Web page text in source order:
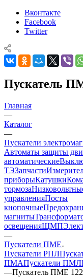
Вконтакте
Facebook
Twitter
Пускатель
Главная
—
Каталог
—
Пускатели
Автоматы защиты
автоматические
ТЭЗапчасти
приборыКатушки
тормоза
управленияПосты
кнопочные
магниты
освещенияЩМП
—
Пускатели ПМЕ
Пускатели РПЛ
ПМАПускатели ПМЛ
—Пускатель ПМЕ 122